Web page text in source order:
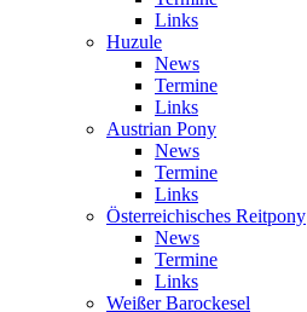
Links
Huzule
News
Termine
Links
Austrian Pony
News
Termine
Links
Österreichisches Reitpony
News
Termine
Links
Weißer Barockesel